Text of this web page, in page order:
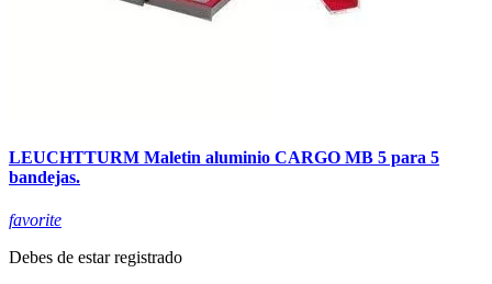
LEUCHTTURM Maletin aluminio CARGO MB 5 para 5
bandejas.
favorite
Debes de estar registrado